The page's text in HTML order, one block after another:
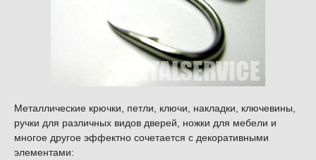
Металлические крючки, петли, ключи, накладки, ключевины,
ручки для различных видов дверей, ножки для мебели и
многое другое эффектно сочетается с декоративными
элементами: